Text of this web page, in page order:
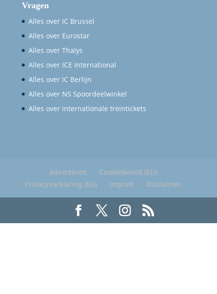
Vragen
Alles over IC Brussel
Alles over Eurostar
Alles over Thalys
Alles over ICE International
Alles over IC Berlijn
Alles over NS Spoordeelwinkel
Alles over internationale treintickets
Adverteren
Cookiebeleid (EU)
Privacyverklaring (EU)
Imprint Disclaimer